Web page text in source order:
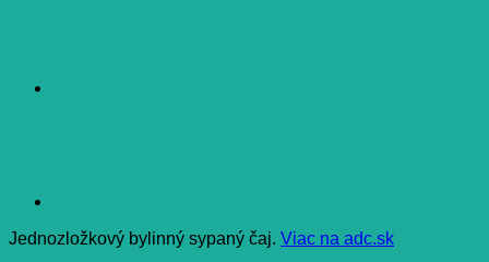
Jednozložkový bylinný sypaný čaj. Viac na adc.sk